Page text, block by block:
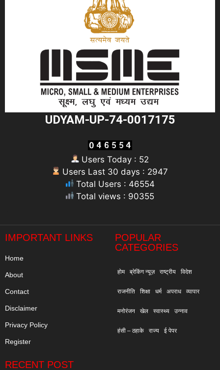
UDYAM-UP-74-0017175
Users Today : 52
Users Last 30 days : 2947
Total Users : 46554
Total views : 90355
IMPORTANT LINKS
Home
About
Contact
Disclaimer
Privacy Policy
Register
POPULAR
CATEGORIES
होम ब्रेकिंग न्यूज़ राष्ट्रीय विदेश
राजनीति शिक्षा धर्म अपराध व्यापार
मनोरंजन खेल स्वास्थ्य उन्नाव
हंसी – ठहाके राज्य ई पेपर
RECENT POST